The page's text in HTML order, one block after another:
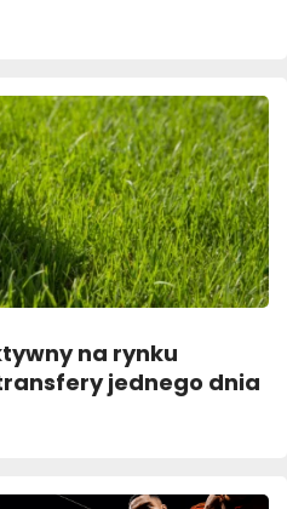
na rynku
jednego dnia